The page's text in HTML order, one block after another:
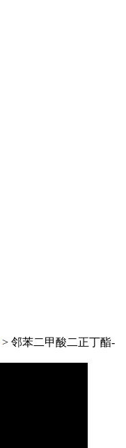
> 邻苯二甲酸二正丁酯-